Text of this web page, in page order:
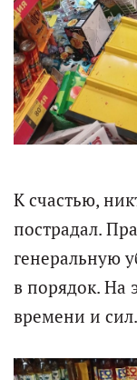
К счастью,
пострадал.
генеральную
в порядок. На
времени и сил.